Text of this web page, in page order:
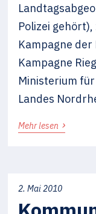
Polizei
Kampagne
Kampagne
Ministerium
Landes
Mehr lesen ›
2. Mai 2010